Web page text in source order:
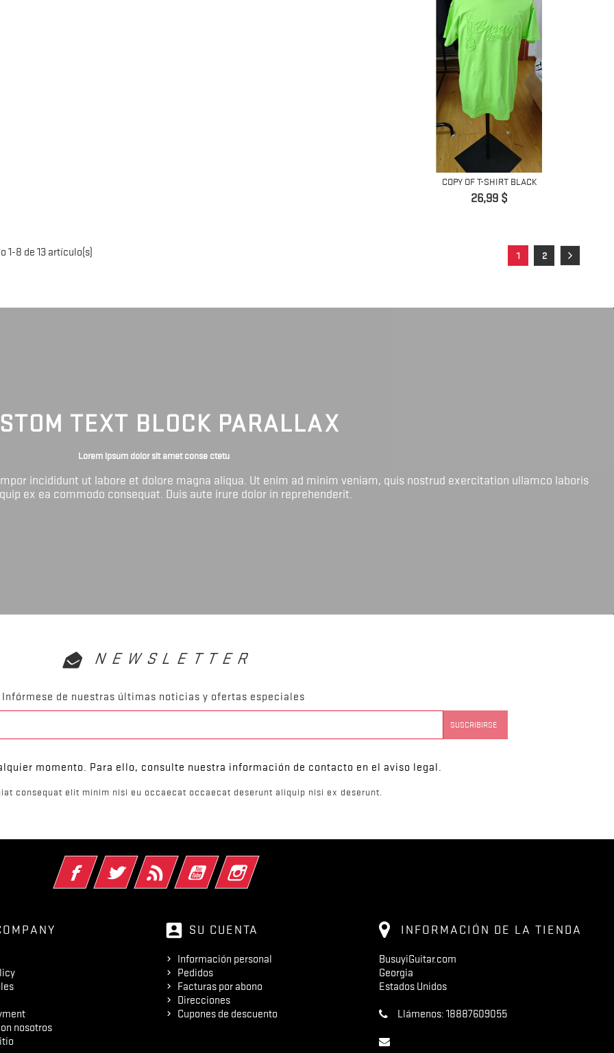
COPY OF T-SHIRT BLACK
Precio
26,99 $
1-8 de 13 artículo(s) 1 2
TEXT BLOCK PARALLAX
Lorem ipsum dolor sit amet conse ctetu
incididunt ut labore et dolore magna aliqua. Ut enim ad minim veniam, quis nostrud exercitation ullamco laboris
ex ea commodo consequat. Duis aute irure dolor in reprehenderit.
NEWSLETTER
Infórmese de nuestras últimas noticias y ofertas especiales
momento. Para ello, consulte nuestra información de contacto en el aviso legal.
consequat elit minim nisi eu occaecat occaecat deserunt aliquip nisi ex deserunt.
FacebookTwitter Rss YouTube Instagram
nosotros
account_box SU CUENTA
Información personal
Pedidos
Facturas por abono
Direcciones
Cupones de descuento
INFORMACIÓN DE LA TIENDA
BusuyiGuitar.com
Georgia
Estados Unidos
Llámenos: 18887609055